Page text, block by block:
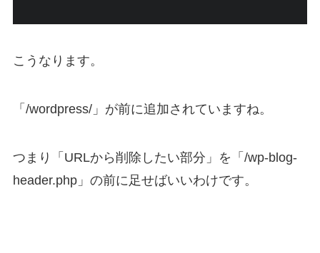
こうなります。
「/wordpress/」が前に追加されていますね。
つまり「URLから削除したい部分」を「/wp-blog-
header.php」の前に足せばいいわけです。